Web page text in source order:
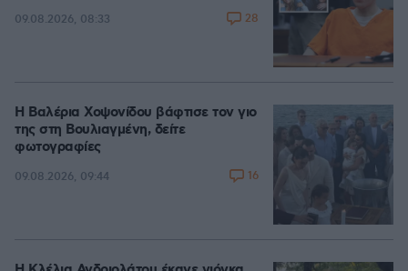
09.08.2026, 08:33 28
Η Βαλέρια Χοψονίδου βάφτισε τον γιο
της στη Βουλιαγμένη, δείτε
φωτογραφίες
09.08.2026, 09:44 16